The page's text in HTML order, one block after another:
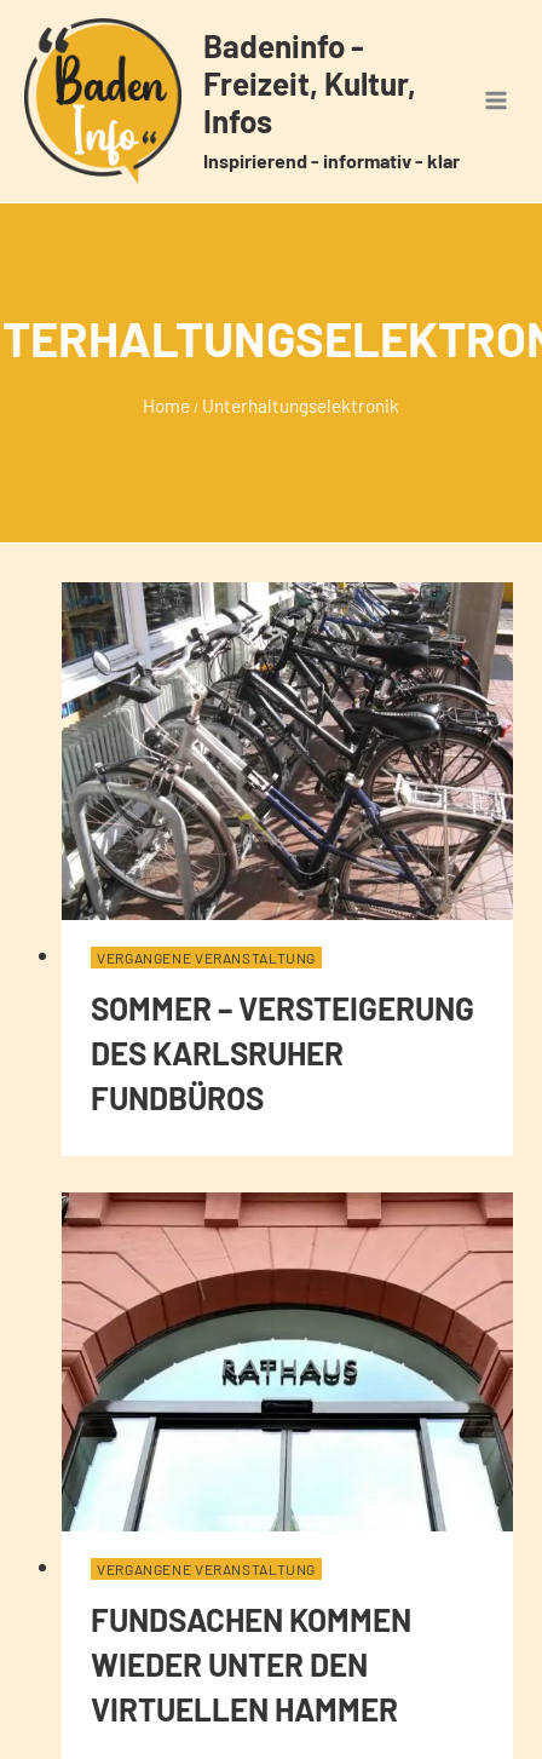
Inhalt
springen
Badeninfo -
Freizeit, Kultur,
Infos
Inspirierend - informativ - klar
Home / Unterhaltungselektronik
VERGANGENE VERANSTALTUNG
SOMMER – VERSTEIGERUNG
DES KARLSRUHER
FUNDBÜROS
VERGANGENE VERANSTALTUNG
FUNDSACHEN KOMMEN
WIEDER UNTER DEN
VIRTUELLEN HAMMER